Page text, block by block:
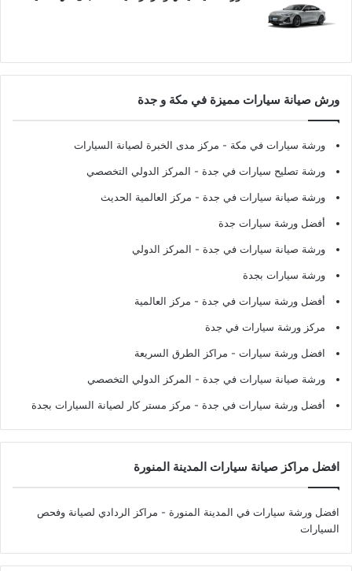
ورش صيانة سيارات مميزة في مكة و جدة
ورشة سيارات في مكة - مركز مدى الخبرة لصيانة السيارات
ورشة تصليح سيارات في جدة - المركز الدولي التخصصي
ورشة صيانة سيارات في جدة - مركز العالمية الحديث
أفضل ورشة سيارات جدة
ورشة صيانة سيارات في جدة - المركز الدولي
ورشة سيارات بجدة
أفضل ورشة سيارات في جدة - مركز العالمية
مركز ورشة سيارات في جدة
افضل ورشة سيارات - مراكز الطرق السريعة
ورشة صيانة سيارات في جدة - المركز الدولي التخصصي
أفضل ورشة سيارات في جدة - مركز مستر كار لصيانة السيارات بجدة
افضل مراكز صيانة سيارات المدينة المنورة
افضل ورشة سيارات في المدينة المنورة - مراكز الردادي لصيانة وفحص
السيارات